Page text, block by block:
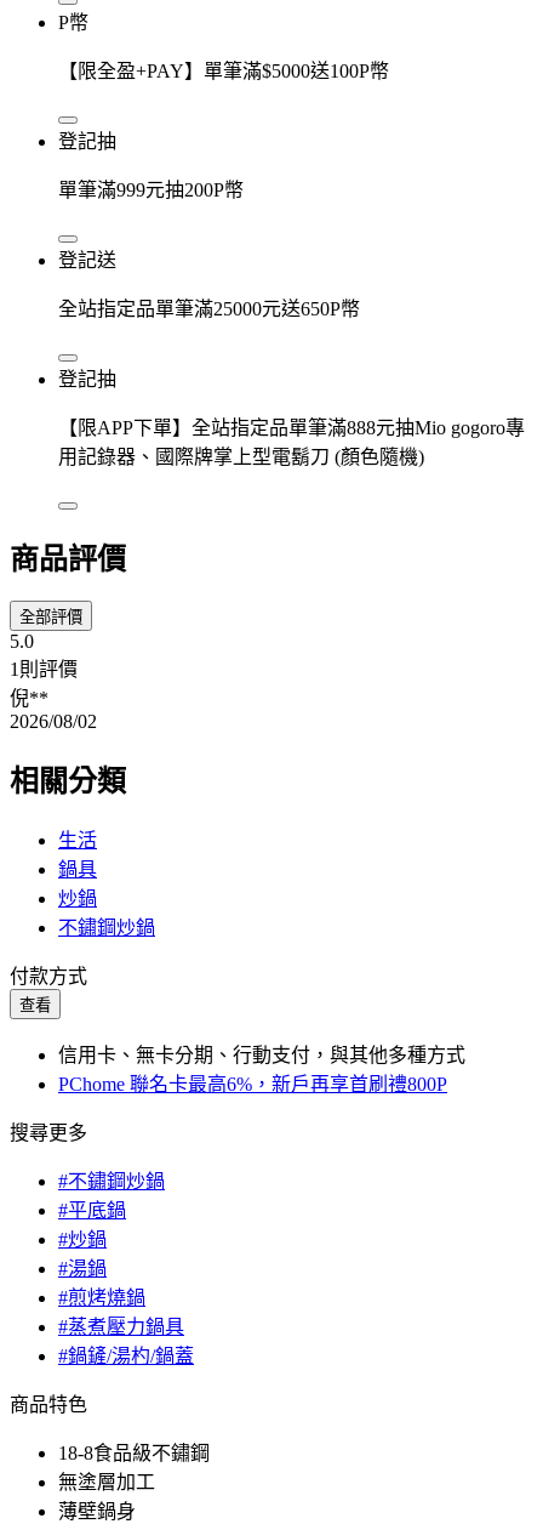
P幣
【限全盈+PAY】單筆滿$5000送100P幣
登記抽
單筆滿999元抽200P幣
登記送
全站指定品單筆滿25000元送650P幣
登記抽
【限APP下單】全站指定品單筆滿888元抽Mio gogoro專
用記錄器、國際牌掌上型電鬍刀 (顏色隨機)
商品評價
全部評價
5.0
1則評價
倪**
2026/08/02
相關分類
生活
鍋具
炒鍋
不鏽鋼炒鍋
付款方式
查看
信用卡、無卡分期、行動支付，與其他多種方式
PChome 聯名卡最高6%，新戶再享首刷禮800P
搜尋更多
#不鏽鋼炒鍋
#平底鍋
#炒鍋
#湯鍋
#煎烤燒鍋
#蒸煮壓力鍋具
#鍋鏟/湯杓/鍋蓋
商品特色
18-8食品級不鏽鋼
無塗層加工
薄壁鍋身